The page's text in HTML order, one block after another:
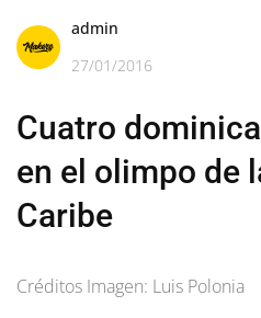
admin
27/01/2016
Cuatro
en el olimpo de
Caribe
Créditos Imagen: Luis Polonia